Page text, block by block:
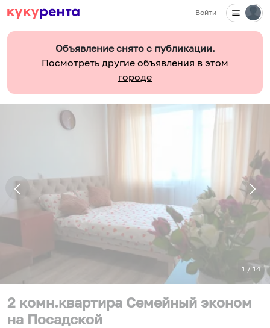
Войти
Объявление снято с публикации.
Посмотреть другие объявления в этом
городе
1 / 14
2 комн.квартира Семейный эконом
на Посадской